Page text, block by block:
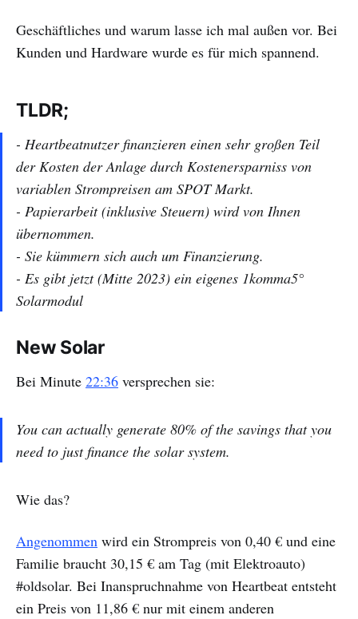
Geschäftliches und warum lasse ich mal außen vor. Bei
Kunden und Hardware wurde es für mich spannend.
TLDR;
- Heartbeatnutzer finanzieren einen sehr großen Teil
der Kosten der Anlage durch Kostenersparniss von
variablen Strompreisen am SPOT Markt.
- Papierarbeit (inklusive Steuern) wird von Ihnen
übernommen.
- Sie kümmern sich auch um Finanzierung.
- Es gibt jetzt (Mitte 2023) ein eigenes 1komma5°
Solarmodul
New Solar
Bei Minute 22:36 versprechen sie:
You can actually generate 80% of the savings that you
need to just finance the solar system.
Wie das?
Angenommen wird ein Strompreis von 0,40 € und eine
Familie braucht 30,15 € am Tag (mit Elektroauto)
#oldsolar. Bei Inanspruchnahme von Heartbeat entsteht
ein Preis von 11,86 € nur mit einem anderen